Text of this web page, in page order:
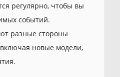
регулярно, чтобы вы
событий.
разные стороны
новые модели,